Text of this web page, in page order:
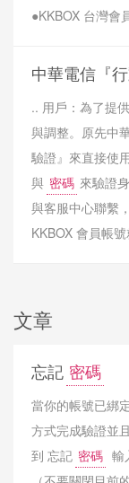
●KKBOX 台灣會
中華電信『
.. 用戶：為了提
與調整。原先中
驗證』來直接使
與 密碼 來驗證
與客服中心聯繫
KKBOX 會員帳
文章
忘記 密碼
當你的帳號已綁
方式完成驗證並
到 忘記 密碼 輸